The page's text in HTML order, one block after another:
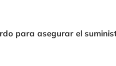
para asegurar el